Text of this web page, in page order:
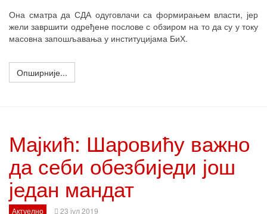
Она сматра да СДА одуговлачи са формирањем власти, јер
жели завршити одређене послове с обзиром на то да су у току
масовна запошљавања у институцијама БиХ.
Опширније...
Мајкић: Шаровићу важно
да себи обезбиједи још
један мандат
Актуелно 23 јул 2019